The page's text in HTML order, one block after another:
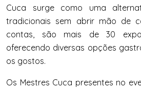
Cuca surge como uma
tradicionais sem abrir mão de
contas, são mais de 30
oferecendo diversas opções
os gostos.
Os Mestres Cuca presentes no